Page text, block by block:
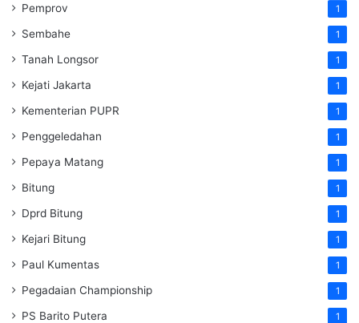
Pemprov 1
Sembahe 1
Tanah Longsor 1
Kejati Jakarta 1
Kementerian PUPR 1
Penggeledahan 1
Pepaya Matang 1
Bitung 1
Dprd Bitung 1
Kejari Bitung 1
Paul Kumentas 1
Pegadaian Championship 1
PS Barito Putera 1